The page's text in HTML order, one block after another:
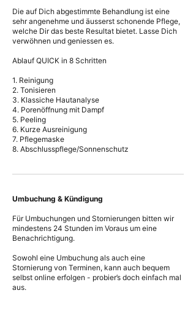
Die auf Dich abgestimmte Behandlung ist eine
sehr angenehme und äusserst schonende Pflege,
welche Dir das beste Resultat bietet. Lasse Dich
verwöhnen und geniessen es.
Ablauf QUICK in 8 Schritten
1. Reinigung
2. Tonisieren
3. Klassiche Hautanalyse
4. Porenöffnung mit Dampf
5. Peeling
6. Kurze Ausreinigung
7. Pflegemaske
Umbuchung & Kündigung
Für Umbuchungen und Stornierungen bitten wir
mindestens 24 Stunden im Voraus um eine
Benachrichtigung.
Sowohl eine Umbuchung als auch eine
Stornierung von Terminen, kann auch bequem
selbst online erfolgen - probier’s doch einfach mal
aus.